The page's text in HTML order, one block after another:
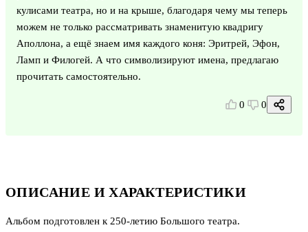
ОПИСАНИЕ И ХАРАКТЕРИСТИКИ
Альбом подготовлен к 250-летию Большого театра.
кулисами театра, но и на крыше, благодаря чему мы теперь
можем не только рассматривать знаменитую квадригу
Аполлона, а ещё знаем имя каждого коня: Эритрей, Эфон,
Ламп и Филогей. А что символизируют имена, предлагаю
прочитать самостоятельно.
0 0